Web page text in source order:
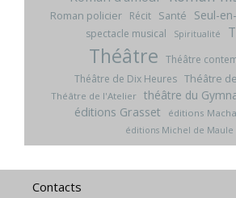
Roman policier Récit Santé Seul-
spectacle musical
Spiritualité
Théâtre Théâtre
Théâtre de Dix Heures Théâtre
Théâtre de l'Atelier théâtre du
éditions Grasset
éditions
éditions Michel de Maule
Contacts